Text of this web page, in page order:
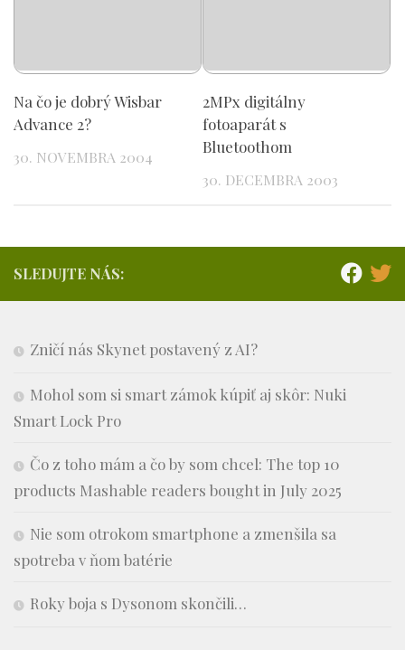
Na čo je dobrý Wisbar
Advance 2?
30. NOVEMBRA 2004
2MPx digitálny
fotoaparát s
Bluetoothom
30. DECEMBRA 2003
SLEDUJTE NÁS:
Zničí nás Skynet postavený z AI?
Mohol som si smart zámok kúpiť aj skôr: Nuki
Smart Lock Pro
Čo z toho mám a čo by som chcel: The top 10
products Mashable readers bought in July 2025
Nie som otrokom smartphone a zmenšila sa
spotreba v ňom batérie
Roky boja s Dysonom skončili…